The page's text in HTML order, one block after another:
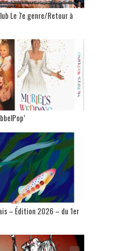
Le 7e genre/Retour à
– Édition 2026 – du 1er